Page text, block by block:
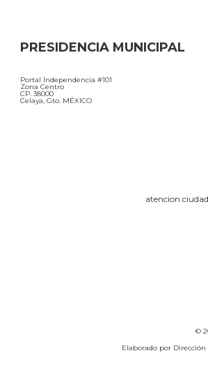
PRESIDENCIA MUNICIPAL
Portal Independencia #101
Zona Centro
CP. 38000
Celaya, Gto. MÉXICO
©
Elaborado por